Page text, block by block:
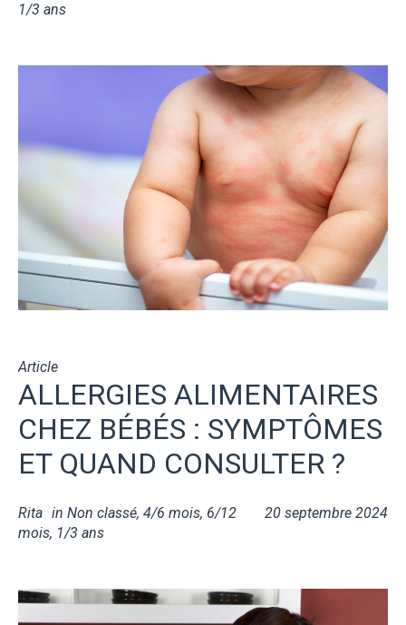
1/3 ans
Article
ALLERGIES ALIMENTAIRES
CHEZ BÉBÉS : SYMPTÔMES
ET QUAND CONSULTER ?
20 septembre 2024
Rita in Non classé, 4/6 mois, 6/12
mois, 1/3 ans